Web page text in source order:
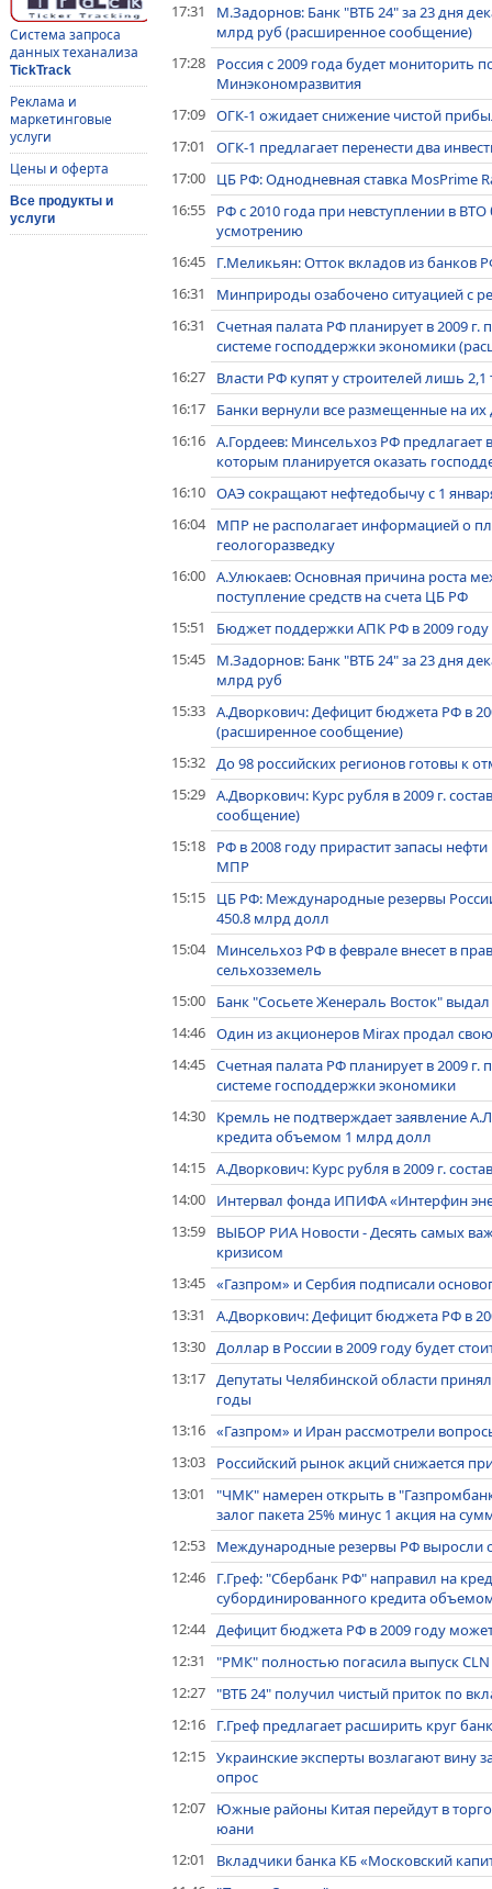
Система запроса
данных теханализа
TickTrack
Реклама и
маркетинговые
услуги
Цены и оферта
Все продукты и
услуги
17:31
М.Задорнов: Банк "ВТБ 24" за 23 дня
млрд руб (расширенное сообщение)
17:28
Россия с 2009 года будет мониторить
Минэкономразвития
17:09 ОГК-1 ожидает снижение чистой
17:01
ОГК-1 предлагает перенести два
17:00
ЦБ РФ: Однодневная ставка MosPrime
16:55
РФ с 2010 года при невступлении в
усмотрению
16:45
Г.Меликьян: Отток вкладов из банков
16:31
Минприроды озабочено ситуацией с
16:31
Счетная палата РФ планирует в 2009
системе господдержки экономики
16:27
Власти РФ купят у строителей лишь
16:17
Банки вернули все размещенные на
16:16 А.Гордеев: Минсельхоз РФ
которым планируется оказать
16:10 ОАЭ сокращают нефтедобычу с 1
16:04
МПР не располагает информацией о
геологоразведку
16:00 А.Улюкаев: Основная причина роста
поступление средств на счета ЦБ РФ
15:51
Бюджет поддержки АПК РФ в 2009 году
15:45
М.Задорнов: Банк "ВТБ 24" за 23 дня
млрд руб
15:33 А.Дворкович: Дефицит бюджета РФ в
(расширенное сообщение)
15:32 До 98 российских регионов готовы к
15:29 А.Дворкович: Курс рубля в 2009 г.
сообщение)
15:18
РФ в 2008 году прирастит запасы
МПР
15:15
ЦБ РФ: Международные резервы
450.8 млрд долл
15:04
Минсельхоз РФ в феврале внесет в
сельхозземель
15:00
Банк "Сосьете Женераль Восток"
14:46 Один из акционеров Mirax продал
14:45 Счетная палата РФ планирует в 2009
системе господдержки экономики
14:30
Кремль не подтверждает заявление
кредита объемом 1 млрд долл
14:15 А.Дворкович: Курс рубля в 2009 г.
14:00
Интервал фонда ИПИФА «Интерфин
13:59
ВЫБОР РИА Новости - Десять самых
кризисом
13:45 «Газпром» и Сербия подписали
13:31
А.Дворкович: Дефицит бюджета РФ в
13:30 Доллар в России в 2009 году будет
13:17 Депутаты Челябинской области
годы
13:16 «Газпром» и Иран рассмотрели
13:03
Российский рынок акций снижается
13:01
"ЧМК" намерен открыть в
залог пакета 25% минус 1 акция на
12:53
Международные резервы РФ выросли
12:46
Г.Греф: "Сбербанк РФ" направил на
субординированного кредита
12:44 Дефицит бюджета РФ в 2009 году
12:31
"РМК" полностью погасила выпуск
12:27 "ВТБ 24" получил чистый приток по
12:16
Г.Греф предлагает расширить круг
12:15 Украинские эксперты возлагают вину
опрос
12:07
Южные районы Китая перейдут в
юани
12:01
Вкладчики банка КБ «Московский